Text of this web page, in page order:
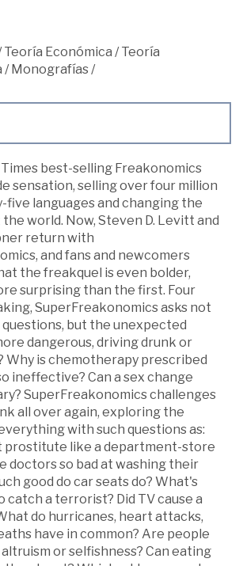
Teoría Económica /Teoría
/Monografías/
best-selling Freakonomics
sensation, selling over four million
languages and changing the
world. Now, Steven D. Levitt and
return with
and fans and newcomers
the freakquel is even bolder,
surprising than the first. Four
SuperFreakonomics asks not
but the unexpected
dangerous, driving drunk or
Why is chemotherapy prescribed
ineffective? Can a sex change
SuperFreakonomics challenges
all over again, exploring the
with such questions as:
prostitute like a department-store
doctors so bad at washing their
good do car seats do? What's
catch a terrorist? Did TV cause a
do hurricanes, heart attacks,
have in common? Are people
or selfishness? Can eating